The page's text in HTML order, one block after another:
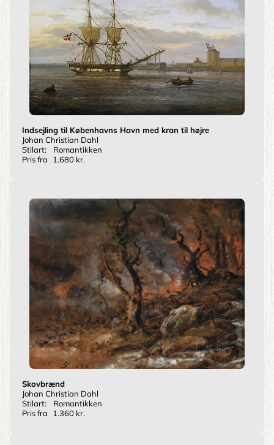
Indsejling til Københavns Havn med kran til højre
Johan Christian Dahl
Stilart:
Romantikken
Pris fra
1.680 kr.
Skovbrænd
Johan Christian Dahl
Stilart:
Romantikken
Pris fra
1.360 kr.